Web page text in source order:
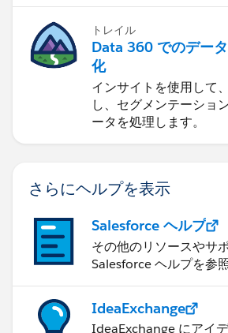
トレイル
Data 360 でのデー
化
インサイトを使用して
し、セグメンテーショ
ータを処理します。
さらにヘルプを表示
Salesforce ヘルプ
その他のリソースやサ
Salesforce ヘルプを参
IdeaExchange
IdeaExchange にアイ